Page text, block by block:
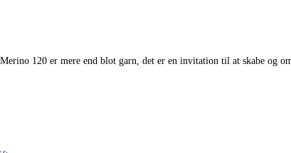
120 er mere end blot garn, det er en invitation til at skabe og